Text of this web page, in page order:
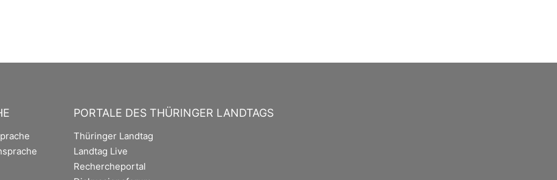
PORTALE DES THÜRINGER LANDTAGS
Thüringer Landtag
Landtag Live
Rechercheportal